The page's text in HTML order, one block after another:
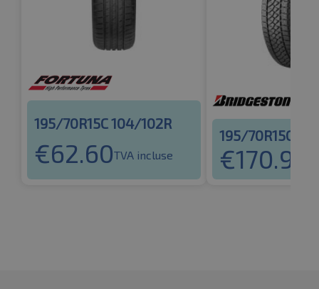
195/70R15C 104/102R
€62.60TVA incluse
195/70R15C
€170.94